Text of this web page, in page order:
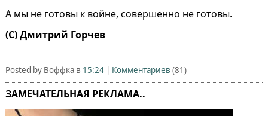
А мы не готовы к войне, совершенно не готовы.
(C) Дмитрий Горчев
Posted by Воффка в 15:24| Комментариев (81)
ЗАМЕЧАТЕЛЬНАЯ РЕКЛАМА..